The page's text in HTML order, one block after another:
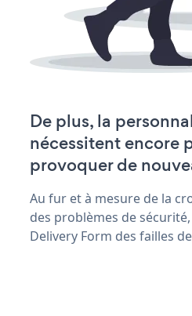
De plus, la
nécessitent encore
provoquer de
Au fur et à mesure de la
des problèmes de
Delivery Form des failles